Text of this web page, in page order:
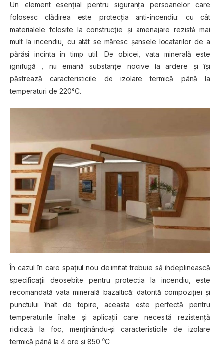
Un element esenţial pentru siguranţa persoanelor care
folosesc clădirea este protecţia anti-incendiu: cu cât
materialele folosite la construcţie şi amenajare rezistă mai
mult la incendiu, cu atât se măresc şansele locatarilor de a
părăsi incinta în timp util. De obicei, vata minerală este
ignifugă , nu emană substanţe nocive la ardere şi îşi
păstrează caracteristicile de izolare termică până la
temperaturi de 220°C.
În cazul în care spaţiul nou delimitat trebuie să îndeplinească
specificaţii deosebite pentru protecţia la incendiu, este
recomandată vata minerală bazaltică: datorită compoziţiei şi
punctului înalt de topire, aceasta este perfectă pentru
temperaturile înalte şi aplicaţii care necesită rezistenţă
ridicată la foc, menţinându-şi caracteristicile de izolare
termică până la 4 ore şi 850 ⁰C.